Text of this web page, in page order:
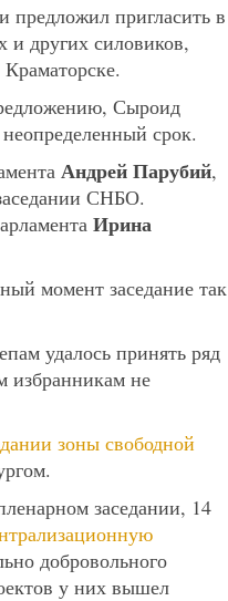
предложил пригласить в
и других силовиков,
Сыроид
срок.
Андрей Парубий,
СНБО.
Ирина
момент заседание так
удалось принять ряд
избранникам не
зоны свободной
заседании, 14
добровольного
у них вышел